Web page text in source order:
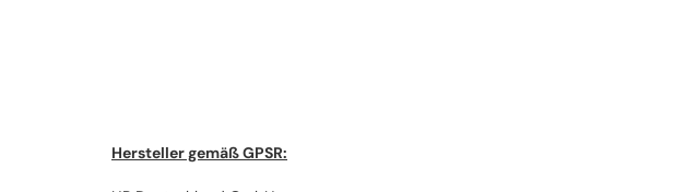
Hersteller gemäß GPSR: